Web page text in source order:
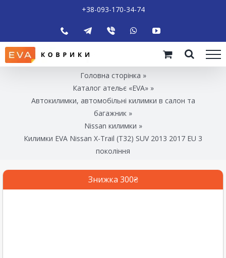
+38-093-170-34-74
Головна сторінка »
Каталог ательє «EVA»»
Автокилимки, автомобільні килимки в салон та
багажник »
Nissan килимки »
Килимки EVA Nissan X-Trail (T32) SUV 2013 2017 EU 3
покоління
Знижка 300₴